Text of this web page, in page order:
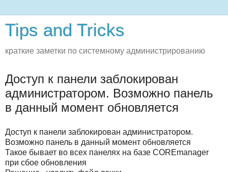
Tips and Tricks
краткие заметки по системному администрированию
Доступ к панели заблокирован
администратором. Возможно панель
в данный момент обновляется
Доступ к панели заблокирован администратором.
Возможно панель в данный момент обновляется
Такое бывает во всех панелях на базе COREmanager
при сбое обновления